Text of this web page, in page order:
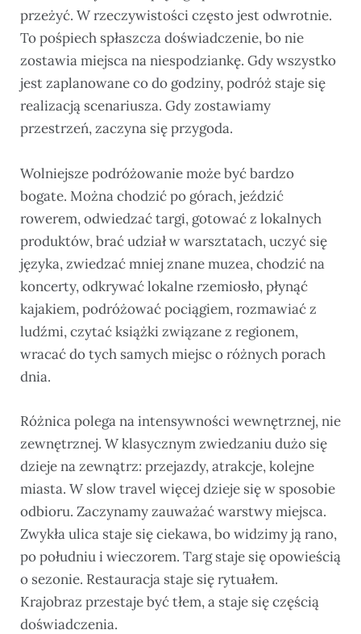
przeżyć. W rzeczywistości często jest odwrotnie.
To pośpiech spłaszcza doświadczenie, bo nie
zostawia miejsca na niespodziankę. Gdy wszystko
jest zaplanowane co do godziny, podróż staje się
realizacją scenariusza. Gdy zostawiamy
przestrzeń, zaczyna się przygoda.
Wolniejsze podróżowanie może być bardzo
bogate. Można chodzić po górach, jeździć
rowerem, odwiedzać targi, gotować z lokalnych
produktów, brać udział w warsztatach, uczyć się
języka, zwiedzać mniej znane muzea, chodzić na
koncerty, odkrywać lokalne rzemiosło, płynąć
kajakiem, podróżować pociągiem, rozmawiać z
ludźmi, czytać książki związane z regionem,
wracać do tych samych miejsc o różnych porach
dnia.
Różnica polega na intensywności wewnętrznej, nie
zewnętrznej. W klasycznym zwiedzaniu dużo się
dzieje na zewnątrz: przejazdy, atrakcje, kolejne
miasta. W slow travel więcej dzieje się w sposobie
odbioru. Zaczynamy zauważać warstwy miejsca.
Zwykła ulica staje się ciekawa, bo widzimy ją rano,
po południu i wieczorem. Targ staje się opowieścią
o sezonie. Restauracja staje się rytuałem.
Krajobraz przestaje być tłem, a staje się częścią
doświadczenia.